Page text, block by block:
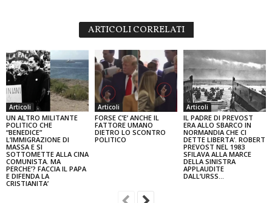
ARTICOLI CORRELATI
Articoli
UN ALTRO MILITANTE
POLITICO CHE
“BENEDICE”
L’IMMIGRAZIONE DI
MASSA E SI
SOTTOMETTE ALLA CINA
COMUNISTA. MA
PERCHE’? FACCIA IL PAPA
E DIFENDA LA
CRISTIANITA’
Articoli
FORSE C’E’ ANCHE IL
FATTORE UMANO
DIETRO LO SCONTRO
POLITICO
Articoli
IL PADRE DI PREVOST
ERA ALLO SBARCO IN
NORMANDIA CHE CI
DETTE LIBERTA’. ROBERT
PREVOST NEL 1983
SFILAVA ALLA MARCE
DELLA SINISTRA
APPLAUDITE
DALL’URSS...